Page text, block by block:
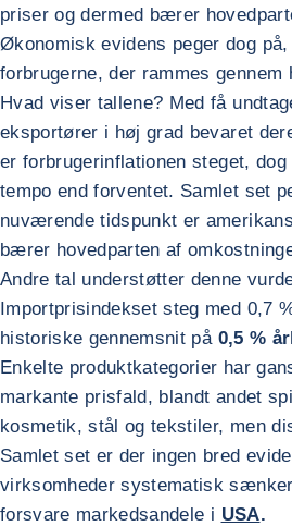
priser og dermed bærer
Økonomisk evidens peger dog
forbrugerne, der rammes gennem
Hvad viser tallene? Med få
eksportører i høj grad bevaret
er forbrugerinflationen steget,
tempo end forventet. Samlet set
nuværende tidspunkt er
bærer hovedparten af
Andre tal understøtter denne
Importprisindekset steg med 0,7
historiske gennemsnit på 0,5 %
Enkelte produktkategorier har
markante prisfald, blandt andet
kosmetik, stål og tekstiler, men
Samlet set er der ingen bred
virksomheder systematisk
forsvare markedsandele i USA.